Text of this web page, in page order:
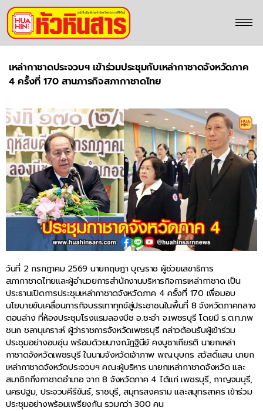
เหล่ากาชาดประจวบฯ เข้าร่วมประชุมกับเหล่ากาชาดจังหวัดภาค
4 ครั้งที่ 170 สานภารกิจสภากาชาดไทย
วันที่ 2 กรกฎาคม 2569 นายกฤษฎา บุญราช ผู้ช่วยเลขาธิการ
สภากาชาดไทยและผู้อำนวยการสำนักงานบริหารกิจการเหล่ากาชาด เป็น
ประธานเปิดการประชุมเหล่ากาชาดจังหวัดภาค 4 ครั้งที่ 170 เพื่อมอบ
นโยบายขับเคลื่อนภารกิจบรรเทาทุกข์สู่ประชาชนในพื้นที่ 8 จังหวัดภาคกลาง
ตอนล่าง ที่ห้องประชุมโรงแรมลองบีช อ.ชะอำ จ.เพชรบุรี โดยมี ร.ต.ท.ภพ
ชนก ชลานุเคราะห์ ผู้ว่าราชการจังหวัดเพชรบุรี กล่าวต้อนรับผู้เข้าร่วม
ประชุมอย่างอบอุ่น พร้อมด้วยนางณัฏฐินีย์ คงบูชาเกียรติ นายกเหล่า
กาชาดจังหวัดเพชรบุรี ในนามจังหวัดเจ้าภาพ พญ.บุษกร สวัสดิ์แสน นายก
เหล่ากาชาดจังหวัดประจวบฯ คณะผู้บริหาร นายกเหล่ากาชาดจังหวัด และ
สมาชิกกิ่งกาชาดอำเภอ จาก 8 จังหวัดภาค 4 ได้แก่ เพชรบุรี, กาญจนบุรี,
นครปฐม, ประจวบคีรีขันธ์, ราชบุรี, สมุทรสงคราม และสมุทรสาคร เข้าร่วม
ประชุมอย่างพร้อมเพรียงกัน รวมกว่า 300 คน